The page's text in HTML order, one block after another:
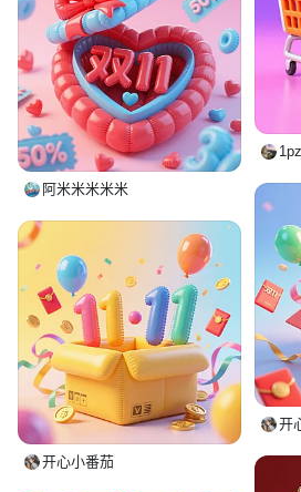
阿米米米米米
开
开心小番茄